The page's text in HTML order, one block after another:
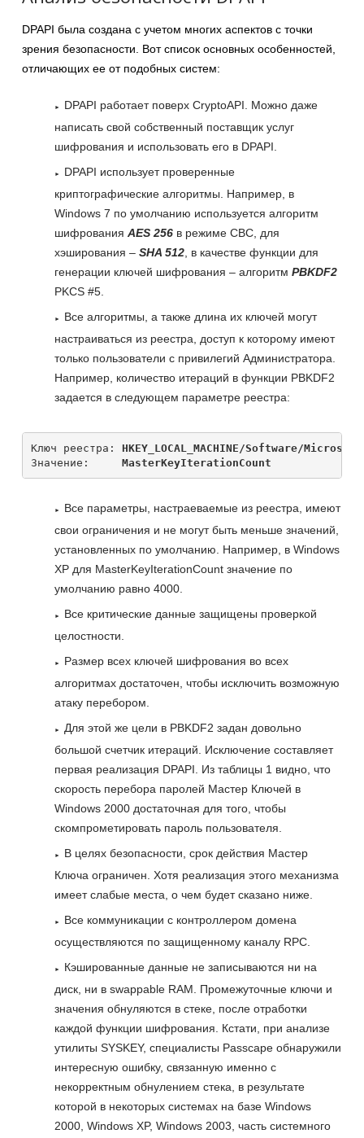
DPAPI была создана с учетом многих аспектов с точки
зрения безопасности. Вот список основных особенностей,
отличающих ее от подобных систем:
DPAPI работает поверх CryptoAPI. Можно даже
написать свой собственный поставщик услуг
шифрования и использовать его в DPAPI.
DPAPI использует проверенные
криптографические алгоритмы. Например, в
Windows 7 по умолчанию используется алгоритм
шифрования AES 256 в режиме CBC, для
хэширования – SHA 512, в качестве функции для
генерации ключей шифрования – алгоритм PBKDF2
PKCS #5.
Все алгоритмы, а также длина их ключей могут
настраиваться из реестра, доступ к которому имеют
только пользователи с привилегий Администратора.
Например, количество итераций в функции PBKDF2
задается в следующем параметре реестра:
Ключ реестра: HKEY_LOCAL_MACHINE/Software/
Значение: MasterKeyIterationCount
Все параметры, настраеваемые из реестра, имеют
свои ограничения и не могут быть меньше значений,
установленных по умолчанию. Например, в Windows
XP для MasterKeyIterationCount значение по
умолчанию равно 4000.
Все критические данные защищены проверкой
целостности.
Размер всех ключей шифрования во всех
алгоритмах достаточен, чтобы исключить возможную
атаку перебором.
Для этой же цели в PBKDF2 задан довольно
большой счетчик итераций. Исключение составляет
первая реализация DPAPI. Из таблицы 1 видно, что
скорость перебора паролей Мастер Ключей в
Windows 2000 достаточная для того, чтобы
скомпрометировать пароль пользователя.
В целях безопасности, срок действия Мастер
Ключа ограничен. Хотя реализация этого механизма
имеет слабые места, о чем будет сказано ниже.
Все коммуникации с контроллером домена
осуществляются по защищенному каналу RPC.
Кэшированные данные не записываются ни на
диск, ни в swappable RAM. Промежуточные ключи и
значения обнуляются в стеке, после отработки
каждой функции шифрования. Кстати, при анализе
утилиты SYSKEY, специалисты Passcape обнаружили
интересную ошибку, связанную именно с
некорректным обнулением стека, в результате
которой в некоторых системах на базе Windows
2000, Windows XP, Windows 2003, часть системного